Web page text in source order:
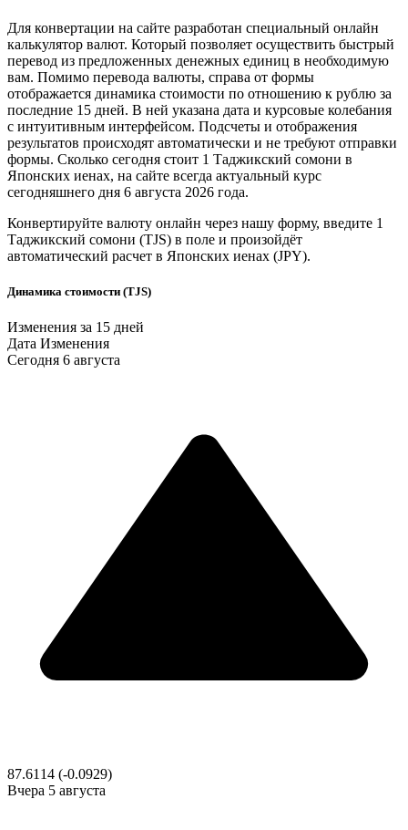
Для конвертации на сайте разработан специальный онлайн
калькулятор валют. Который позволяет осуществить быстрый
перевод из предложенных денежных единиц в необходимую
вам. Помимо перевода валюты, справа от формы
отображается динамика стоимости по отношению к рублю за
последние 15 дней. В ней указана дата и курсовые колебания
с интуитивным интерфейсом. Подсчеты и отображения
результатов происходят автоматически и не требуют отправки
формы. Сколько сегодня стоит 1 Таджикский сомони в
Японских иенах, на сайте всегда актуальный курс
сегодняшнего дня 6 августа 2026 года.
Конвертируйте валюту онлайн через нашу форму, введите 1
Таджикский сомони (TJS) в поле и произойдёт
автоматический расчет в Японских иенах (JPY).
Динамика стоимости (TJS)
Изменения за 15 дней
Дата Изменения
Сегодня 6 августа
87.6114 (-0.0929)
Вчера 5 августа